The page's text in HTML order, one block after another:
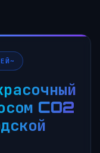
CO2